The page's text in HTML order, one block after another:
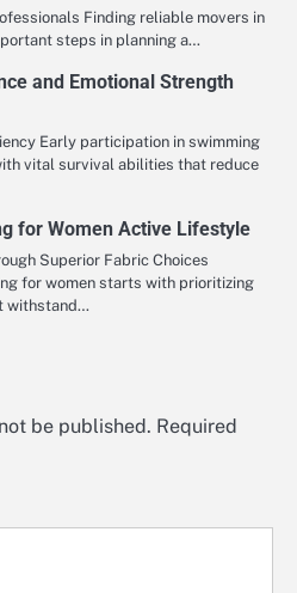
Finding reliable movers in
steps in planning a…
and Emotional Strength
Early participation in swimming
vital survival abilities that reduce
for Women Active Lifestyle
Superior Fabric Choices
for women starts with prioritizing
withstand…
be published. Required